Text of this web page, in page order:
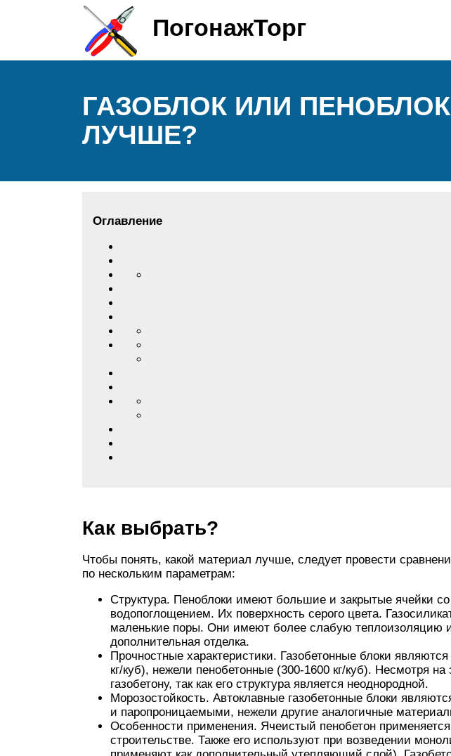
ПогонажТорг
ГАЗОБЛОК ИЛИ
ЛУЧШЕ?
Оглавление
Как выбрать?
Чтобы понять, какой материал лучше, следует провести
по нескольким параметрам:
Структура. Пеноблоки имеют большие и закрытые ячейки
водопоглощением. Их поверхность серого цвета.
маленькие поры. Они имеют более слабую теплоизоляцию
дополнительная отделка.
Прочностные характеристики. Газобетонные блоки
кг/куб), нежели пенобетонные (300-1600 кг/куб). Несмотря на
газобетону, так как его структура является неоднородной.
Морозостойкость. Автоклавные газобетонные блоки
и паропроницаемыми, нежели другие аналогичные
Особенности применения. Ячеистый пенобетон
строительстве. Также его используют при возведении